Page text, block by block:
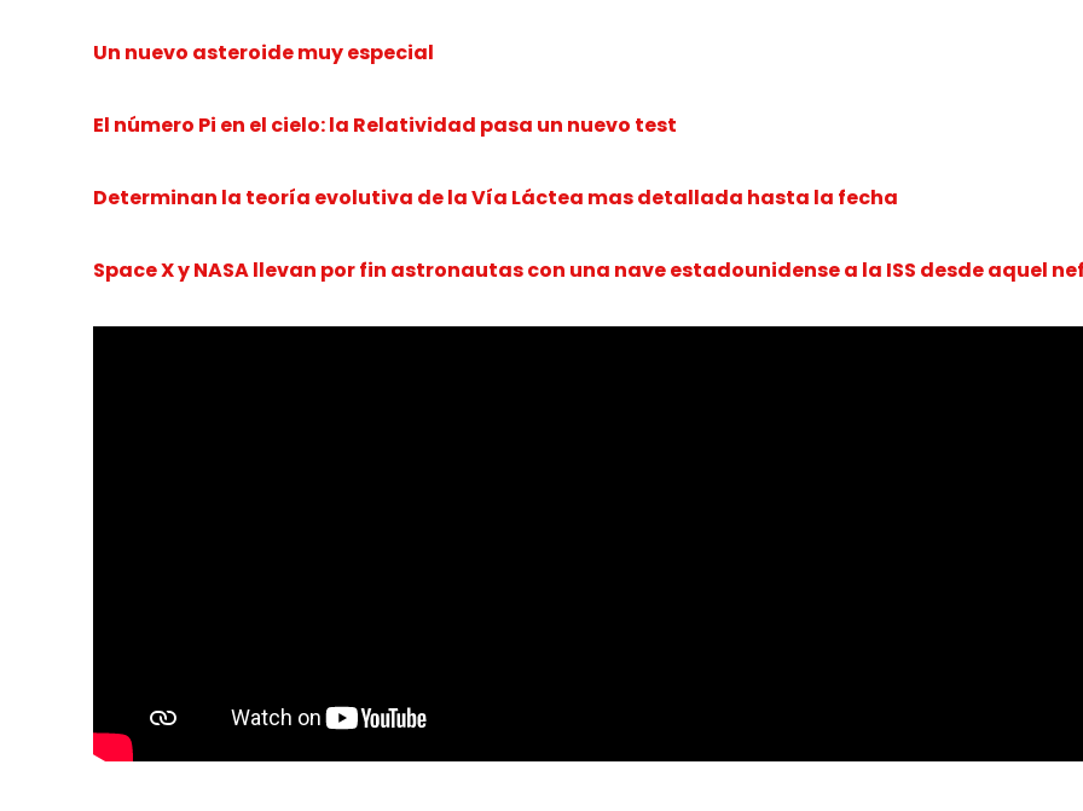
Un nuevo asteroide muy especial
El número Pi en el cielo: la Relatividad pasa un nuevo test
Determinan la teoría evolutiva de la Vía Láctea mas detallada hasta la fecha
Space X y NASA llevan por fin astronautas con una nave estadounidense a la ISS desde aquel